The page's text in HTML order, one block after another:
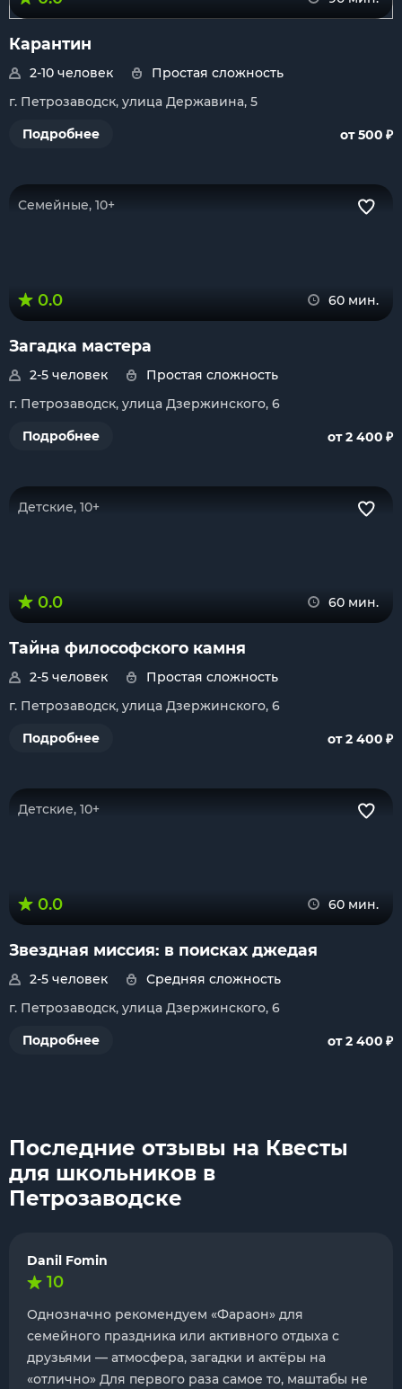
Карантин
2-10 человек
Простая сложность
г. Петрозаводск, улица Державина, 5
Подробнее
от 500 ₽
Семейные, 10+
0.0 60 мин.
Загадка мастера
2-5 человек
Простая сложность
г. Петрозаводск, улица Дзержинского, 6
Подробнее
от 2 400 ₽
Детские, 10+
0.0 60 мин.
Тайна философского камня
2-5 человек
Простая сложность
г. Петрозаводск, улица Дзержинского, 6
Подробнее
от 2 400 ₽
Детские, 10+
0.0 60 мин.
Звездная миссия: в поисках джедая
2-5 человек
Средняя сложность
г. Петрозаводск, улица Дзержинского, 6
Подробнее
от 2 400 ₽
Последние отзывы на Квесты
для школьников в
Петрозаводске
Danil Fomin
10
Однозначно рекомендуем «Фараон» для
семейного праздника или активного отдыха с
друзьями — атмосфера, загадки и актёры на
«отлично» Для первого раза самое то, маштабы не